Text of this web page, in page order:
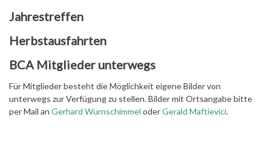
Jahrestreffen
Herbstausfahrten
BCA Mitglieder unterwegs
Für Mitglieder besteht die Möglichkeit eigene Bilder von
unterwegs zur Verfügung zu stellen. Bilder mit Ortsangabe bitte
per Mail an Gerhard Würnschimmel oderGerald Maftievici.